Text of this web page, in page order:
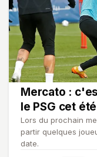
Mercato :
le PSG cet été
Lors du prochain
partir quelques
date.